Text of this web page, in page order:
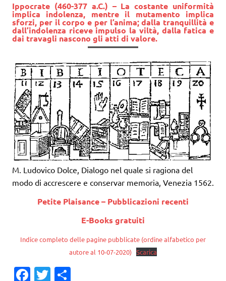
Ippocrate (460-377 a.C.) – La costante uniformità
implica indolenza, mentre il mutamento implica
sforzi, per il corpo e per l’anima; dalla tranquillità e
dall’indolenza riceve impulso la viltà, dalla fatica e
dai travagli nascono gli atti di valore.
M. Ludovico Dolce, Dialogo nel quale si ragiona del
modo di accrescere e conservar memoria, Venezia 1562.
Petite Plaisance – Pubblicazioni recenti
E-Books gratuiti
Indice completo delle pagine pubblicate (ordine alfabetico per
autore al 10-07-2020) Scarica
Fa T